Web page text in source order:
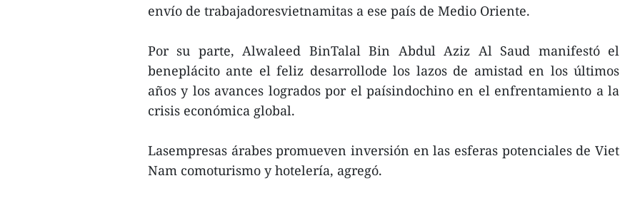
envío de trabajadoresvietnamitas a ese país de Medio Oriente.
Por su parte, Alwaleed BinTalal Bin Abdul Aziz Al Saud manifestó el
beneplácito ante el feliz desarrollode los lazos de amistad en los últimos
años y los avances logrados por el paísindochino en el enfrentamiento a la
crisis económica global.
Lasempresas árabes promueven inversión en las esferas potenciales de Viet
Nam comoturismo y hotelería, agregó.